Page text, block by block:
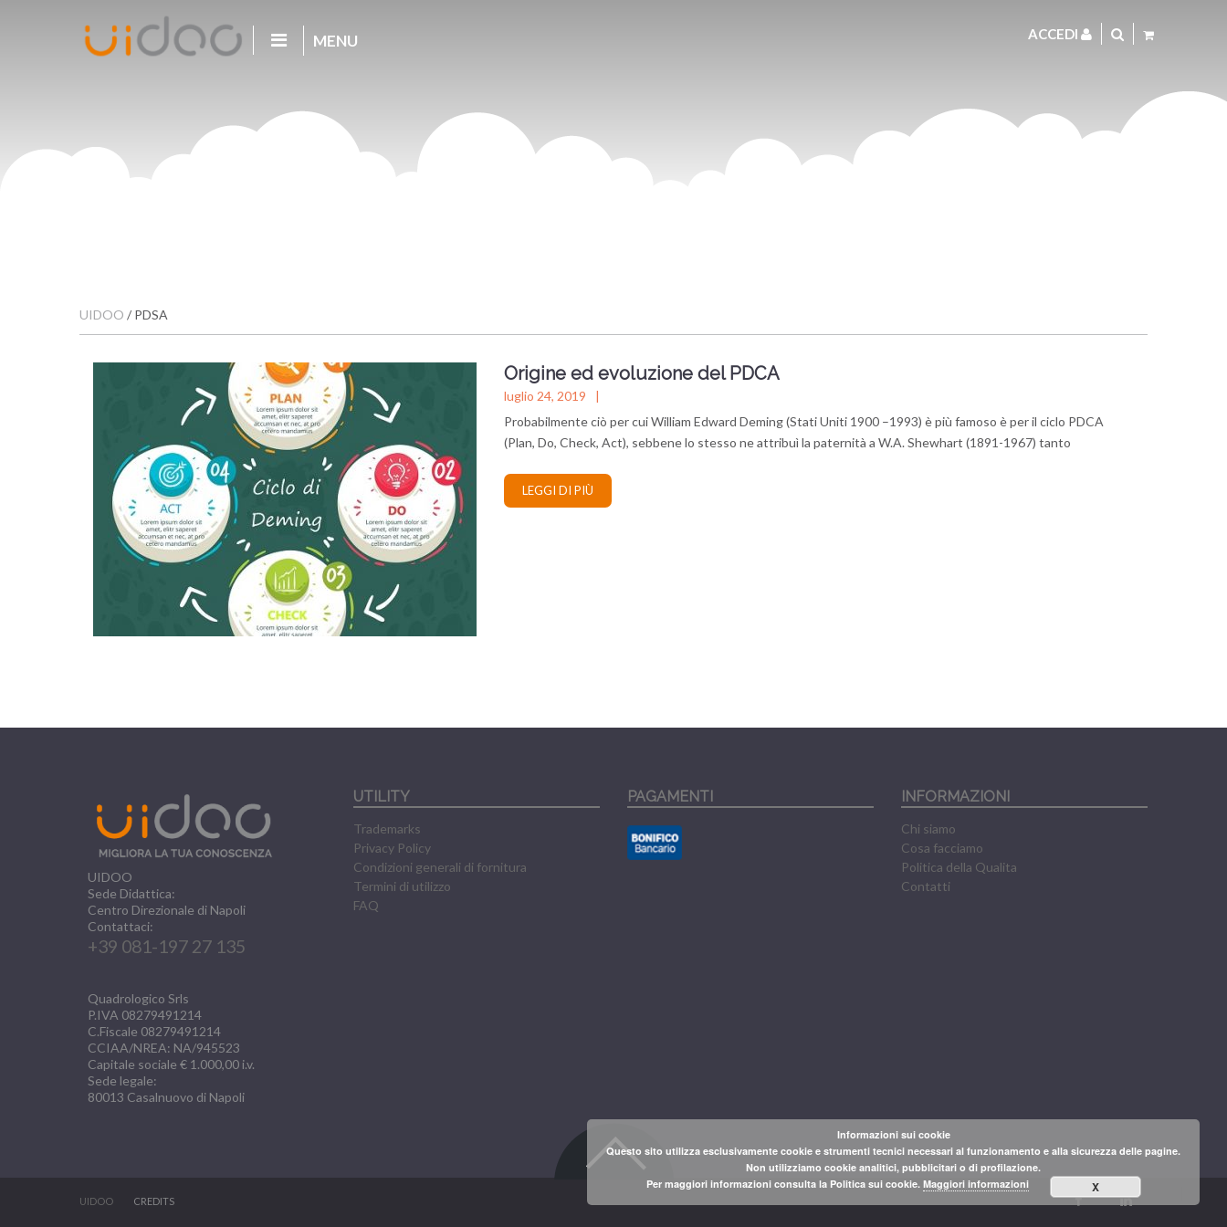
MENU ACCEDI
UIDOO / PDSA
Origine ed evoluzione del PDCA
luglio 24, 2019
Probabilmente ciò per cui William Edward Deming (Stati Uniti 1900 –1993) è più famoso è per il ciclo PDCA
(Plan, Do, Check, Act), sebbene lo stesso ne attribuì la paternità a W.A. Shewhart (1891-1967) tanto
LEGGI DI PIÙ
UIDOO
Sede Didattica:
Centro Direzionale di Napoli
Contattaci:
+39 081-197 27 135
Quadrologico Srls
P.IVA 08279491214
C.Fiscale 08279491214
CCIAA/NREA: NA/945523
Capitale sociale € 1.000,00 i.v.
Sede legale:
80013 Casalnuovo di Napoli
UTILITY
Trademarks
Privacy Policy
Condizioni generali di fornitura
Termini di utilizzo
FAQ
PAGAMENTI INFORMAZIONI
Chi siamo
Cosa facciamo
Politica della Qualita
Contatti
UIDOO CREDITS
Informazioni sui cookie
Questo sito utilizza esclusivamente cookie e strumenti tecnici necessari al funzionamento e alla sicurezza delle pagine.
Non utilizziamo cookie analitici, pubblicitari o di profilazione.
Per maggiori informazioni consulta la Politica sui cookie. Maggiori informazioni X